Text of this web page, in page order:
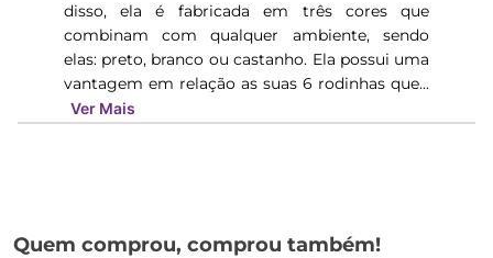
disso, ela é fabricada em três cores que
combinam com qualquer ambiente, sendo
elas: preto, branco ou castanho. Ela possui uma
vantagem em relação as suas 6 rodinhas que...
Ver Mais
Quem comprou, comprou também!